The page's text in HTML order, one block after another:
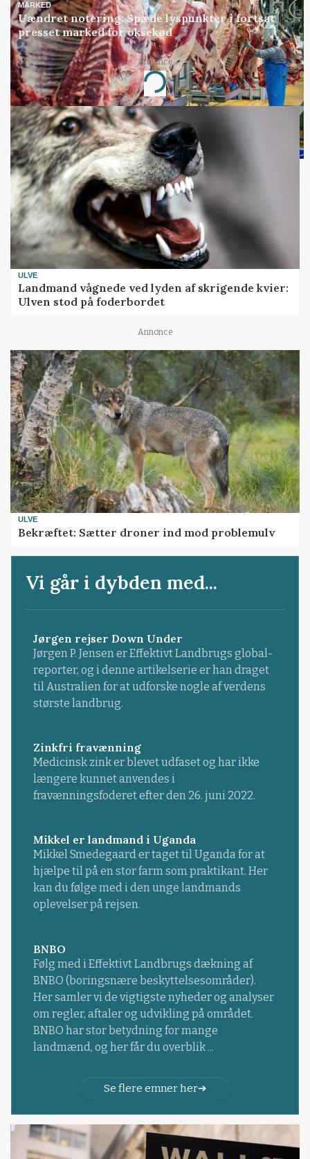
MARKED
Uændret notering: Spæde lyspunkter i fortsat
presset marked for oksekød
Annonce
Loading...
ULVE
Landmand vågnede ved lyden af skrigende kvier:
Ulven stod på foderbordet
Annonce
ULVE
Bekræftet: Sætter droner ind mod problemulv
Vi går i dybden med...
Jørgen rejser Down Under
Jørgen P. Jensen er Effektivt Landbrugs global-
reporter, og i denne artikelserie er han draget
til Australien for at udforske nogle af verdens
største landbrug.
Zinkfri fravænning
Medicinsk zink er blevet udfaset og har ikke
længere kunnet anvendes i
fravænningsfoderet efter den 26. juni 2022.
Mikkel er landmand i Uganda
Mikkel Smedegaard er taget til Uganda for at
hjælpe til på en stor farm som praktikant. Her
kan du følge med i den unge landmands
oplevelser på rejsen.
BNBO
Følg med i Effektivt Landbrugs dækning af
BNBO (boringsnære beskyttelsesområder).
Her samler vi de vigtigste nyheder og analyser
om regler, aftaler og udvikling på området.
BNBO har stor betydning for mange
landmænd, og her får du overblik ...
Se flere emner her